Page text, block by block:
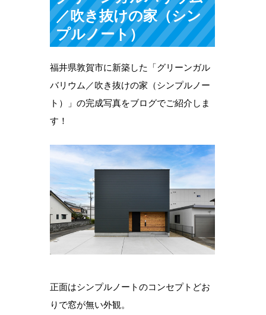
／吹き抜けの家（シン
プルノート）
福井県敦賀市に新築した「グリーンガル
バリウム／吹き抜けの家（シンプルノー
ト）」の完成写真をブログでご紹介しま
す！
正面はシンプルノートのコンセプトどお
りで窓が無い外観。